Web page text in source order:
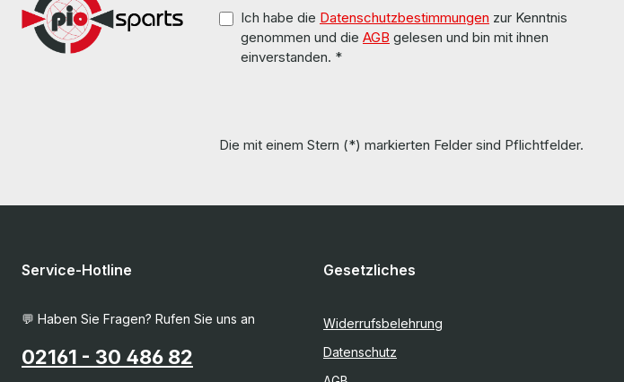
Ich habe die Datenschutzbestimmungen zur Kenntnis
genommen und die AGB gelesen und bin mit ihnen
einverstanden. *
Die mit einem Stern (*) markierten Felder sind Pflichtfelder.
Service-Hotline
💬 Haben Sie Fragen? Rufen Sie uns an
02161 - 30 486 82
Gesetzliches
Widerrufsbelehrung
Datenschutz